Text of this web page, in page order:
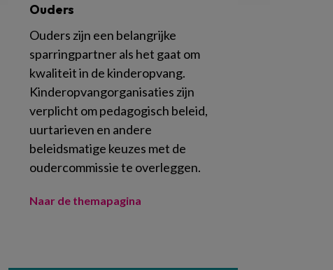
Ouders
Ouders zijn een belangrijke
sparringpartner als het gaat om
kwaliteit in de kinderopvang.
Kinderopvangorganisaties zijn
verplicht om pedagogisch beleid,
uurtarieven en andere
beleidsmatige keuzes met de
oudercommissie te overleggen.
Naar de themapagina